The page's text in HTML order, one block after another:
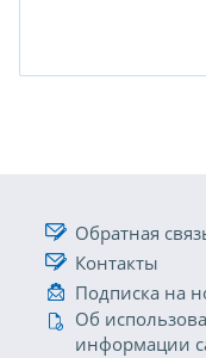
Обратная
Контакты
Подписка на
Об
информации